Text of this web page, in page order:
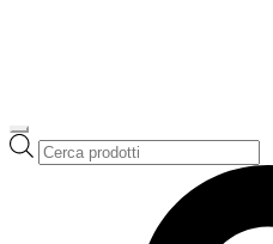
Ricerca
prodotti